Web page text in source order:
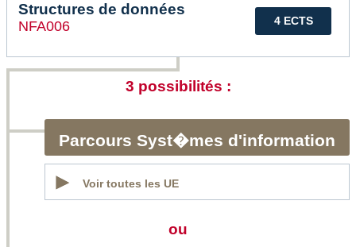
4 ECTS
Structures de données
NFA006
3 possibilités :
Parcours Syst�mes d'information
Voir toutes les UE
ou